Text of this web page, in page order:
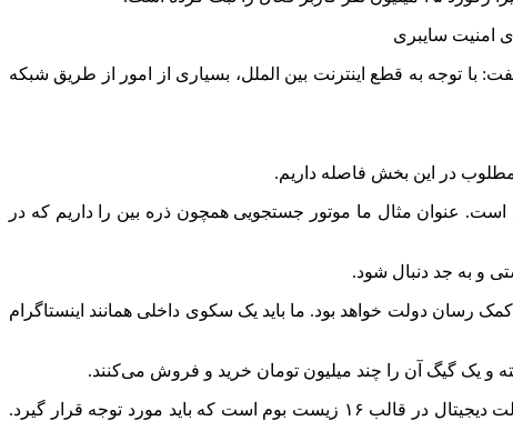
توجه به قطع اینترنت بین الملل، بسیاری از امور از طریق شبکه
است. عنوان مثال ما موتور جستجویی همچون ذره بین را داریم که در
و به جد دنبال شود.
رسان دولت خواهد بود. ما باید یک سکوی داخلی همانند اینستاگرام
و یک گیگ آن را چند میلیون تومان خرید و فروش می‌کنند.
، نماینده مردم فسا و عضو کمیسیون صنایع و معادن مجلس گفت: یکی از مطالبات جدی، پروژه دولت دیجیتال در قالب ۱۶ زیست بوم است که باید مورد توجه قرار گیرد.